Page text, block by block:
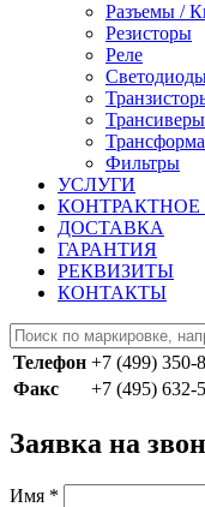
Разъемы /
Резисторы
Реле
Трансиверы
Фильтры
УСЛУГИ
ДОСТАВКА
ГАРАНТИЯ
РЕКВИЗИТЫ
КОНТАКТЫ
Телефон +7 (499) 350-
Факс
+7 (495) 632-
Заявка на
Имя *